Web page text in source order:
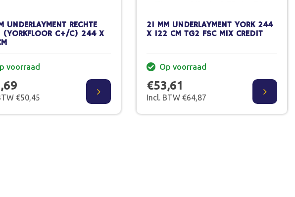
UNDERLAYMENT RECHTE
(YORKFLOOR C+/C) 244 X
voorraad
€50,45
21 MM UNDERLAYMENT YORK 244
X 122 CM TG2 FSC MIX CREDIT
Op voorraad
€53,61
Incl. BTW €64,87